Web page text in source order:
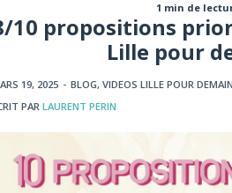
1 min de
10 propositions
Lille pour
19, 2025 - BLOG, VIDEOS LILLE POUR
PARLAURENT PERIN